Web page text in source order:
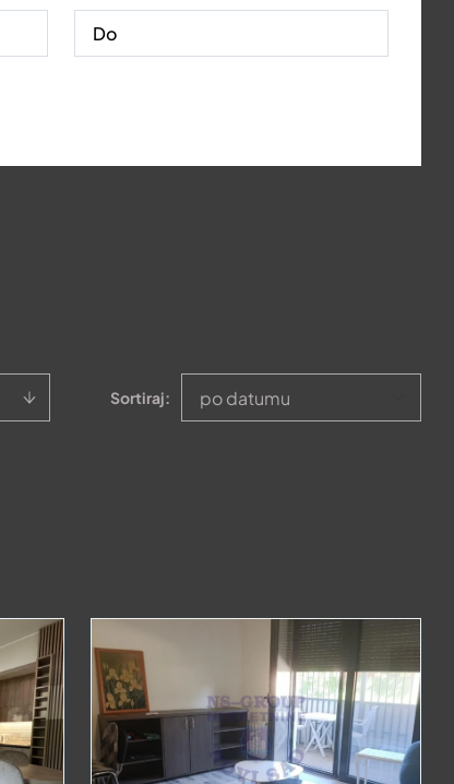
Sortiraj: po datumu